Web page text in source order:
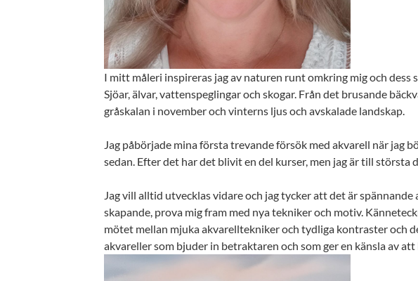
I mitt måleri inspireras jag av naturen runt omkring mig och dess
Sjöar, älvar, vattenspeglingar och skogar. Från det brusande
gråskalan i november och vinterns ljus och avskalade landskap.
Jag påbörjade mina första trevande försök med akvarell när jag
sedan. Efter det har det blivit en del kurser, men jag är till största
Jag vill alltid utvecklas vidare och jag tycker att det är
skapande, prova mig fram med nya tekniker och motiv.
mötet mellan mjuka akvarelltekniker och tydliga kontraster och
akvareller som bjuder in betraktaren och som ger en känsla av att